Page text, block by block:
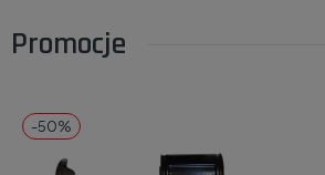
Promocje
-50%